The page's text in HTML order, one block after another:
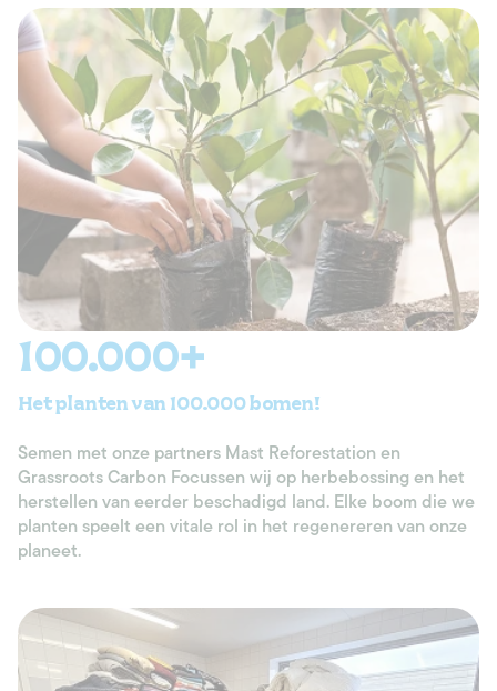
100.000+
Het planten van 100.000 bomen!
Semen met onze partners Mast Reforestation en
Grassroots Carbon Focussen wij op herbebossing en het
herstellen van eerder beschadigd land. Elke boom die we
planten speelt een vitale rol in het regenereren van onze
planeet.